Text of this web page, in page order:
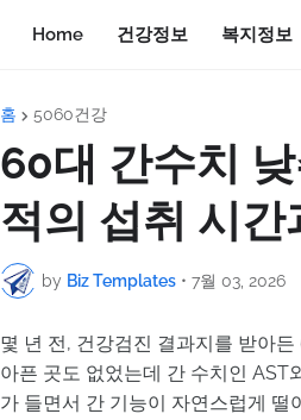
Home 건강정보 복지정보
홈 5060건강
60대 간수치
적의 섭취 시간
by Biz Templates • 7월 03, 2026
몇 년 전, 건강검진 결과지를 받아
아픈 곳도 없었는데 간 수치인 AST
가 들면서 간 기능이 자연스럽게